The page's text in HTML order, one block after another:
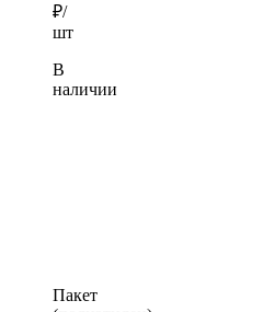
₽/
шт
В
наличии
Пакет